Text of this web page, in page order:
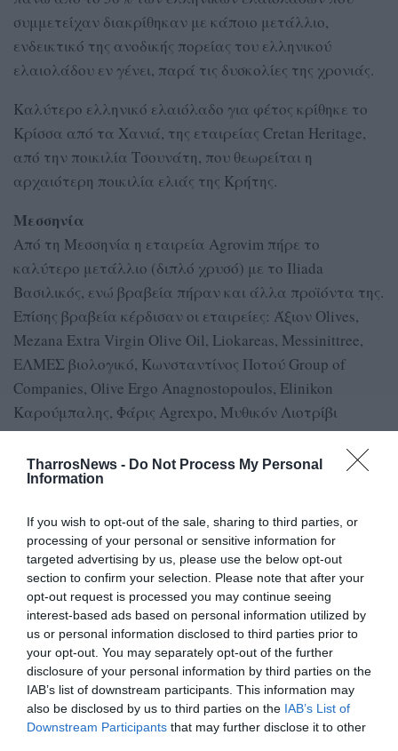
TharrosNews - Do Not Process My Personal
Information
If you wish to opt-out of the sale, sharing to third parties, or
processing of your personal or sensitive information for
targeted advertising by us, please use the below opt-out
section to confirm your selection. Please note that after your
opt-out request is processed you may continue seeing
interest-based ads based on personal information utilized by
us or personal information disclosed to third parties prior to
your opt-out. You may separately opt-out of the further
disclosure of your personal information by third parties on the
IAB’s list of downstream participants. This information may
also be disclosed by us to third parties on the IAB’s List of
Downstream Participants that may further disclose it to other
συμμετείχαν διακρίθηκαν με κάποιο μετάλλιο,
ενδεικτικό της ανοδικής πορείας του ελληνικού
ελαιολάδου εν γένει, παρά τις δυσκολίες της χρονιάς.
Καλύτερο ελληνικό ελαιόλαδο για φέτος κρίθηκε το
Κρίσσα από τα Χανιά, της εταιρείας Cretan Heritage,
από την ποικιλία Τσουνάτη, που θεωρείται η
αρχαιότερη ποικιλία ελιάς της Κρήτης.
Μεσσηνία
Από τη Μεσσηνία η εταιρεία Agrovim πήρε το
καλύτερο μετάλλιο (διπλό χρυσό) με το Iliada
Βασιλικός, ενώ βραβεία πήραν και άλλα προϊόντα της.
Επίσης βραβεία κέρδισαν οι εταιρείες: Άξιον Olives,
Mezana Extra Virgin Olive Oil, Liokareas, Messinittree,
ΕΛΜΕΣ βιολογικό, Κωνσταντίνος Ποτού Group of
Companies, Olive Ergo Anagnostopoulos, Elinikon
Καρούμπαλης, Φάρις Agrexpo, Μυθικόν Λιοτρίβι
Γαργαλιάνων, Olymp Κωνσταντόπουλος, Vatsiko
Ελαιώνας, Di Morea, Τσαγκλής Πέτρος, Sikos,
Καψαμπέλης.
TAGS: ΔΙΑΓΩΝΙΣΜΟΣ ΕΛΑΙΟΛΑΔΟΥ
Facebook Twitter